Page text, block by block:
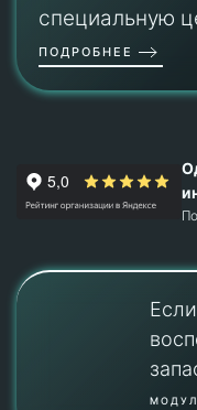
специальную
ПОДРОБНЕЕ